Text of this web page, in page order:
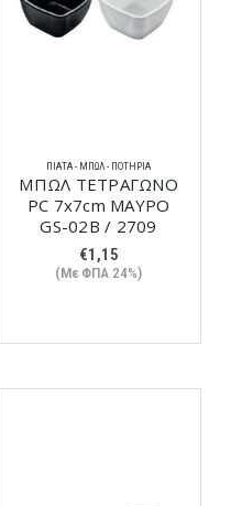
ΠΙΆΤΑ - ΜΠΩΛ - ΠΟΤΉΡΙΑ
ΜΠΩΛ ΤΕΤΡΑΓΩΝΟ
PC 7x7cm ΜΑΥΡΟ
GS-02Β / 2709
€1,15
(Με ΦΠΑ 24%)